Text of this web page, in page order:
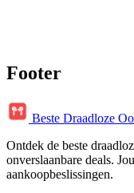
Footer
Beste Draadloze
Ontdek de beste
onverslaanbare deals.
aankoopbeslissingen.